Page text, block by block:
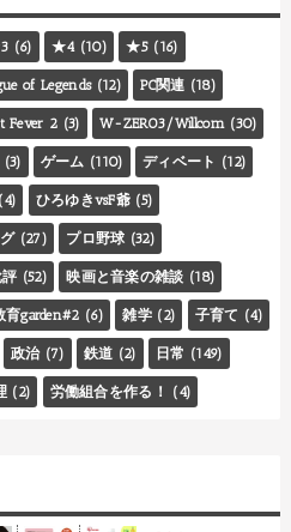
(6) ★4 (10) ★5 (16)
of Legends (12) PC関連 (18)
Fever 2 (3) W-ZERO3/Willcom (30)
(3) ゲーム (110) ディベート (12)
(4) ひろゆきvsF爺 (5)
(27) プロ野球 (32)
(52) 映画と音楽の雑談 (18)
育garden#2 (6) 雑学 (2) 子育て (4)
政治 (7) 鉄道 (2) 日常 (149)
(2) 労働組合を作る！ (4)